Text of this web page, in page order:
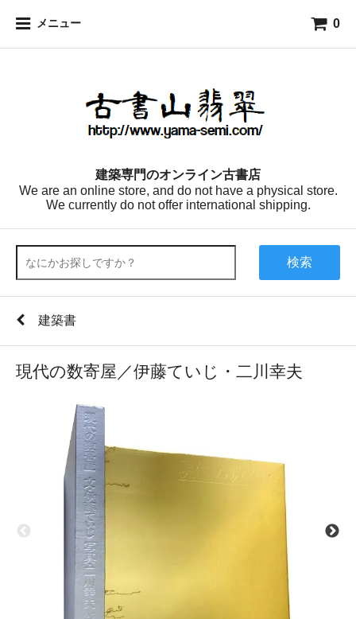
メニュー 0
建築専門のオンライン古書店
We are an online store, and do not have a physical store.
We currently do not offer international shipping.
検索
建築書
現代の数寄屋／伊藤ていじ・二川幸夫